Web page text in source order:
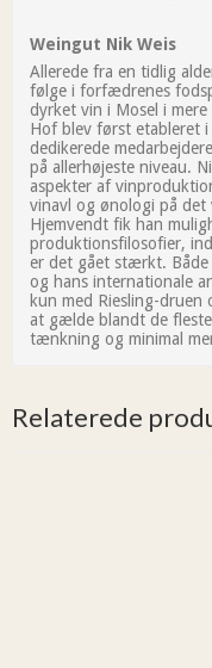
Weingut Nik Weis
Allerede fra en tidlig
følge i forfædrenes
dyrket vin i Mosel i
Hof blev først etableret
dedikerede
på allerhøjeste niveau.
aspekter af
vinavl og ønologi på det
Hjemvendt fik han
produktionsfilosofier,
er det gået stærkt. Både
og hans internationale
kun med Riesling-
at gælde blandt de
tænkning og minimal
Relaterede